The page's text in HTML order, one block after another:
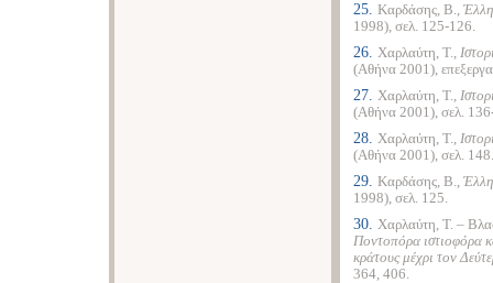
25. Καρδάσης, Β.,
1998), σελ. 125-126.
26. Χαρλαύτη, Τ.,
(Αθήνα 2001),
27. Χαρλαύτη, Τ.,
(Αθήνα 2001), σελ.
28. Χαρλαύτη, Τ.,
(Αθήνα 2001), σελ. 148.
29. Καρδάσης, Β.,
1998), σελ. 125.
30. Χαρλαύτη, Τ. –
Ποντοπόρα ιστιοφόρα
κράτους μέχρι τον
364, 406.